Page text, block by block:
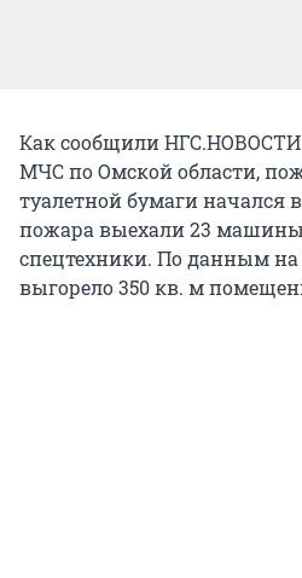
Как сообщили НГС.НОВОСТИ
МЧС по Омской области,
туалетной бумаги начался
пожара выехали 23
спецтехники. По данным на
выгорело 350 кв. м